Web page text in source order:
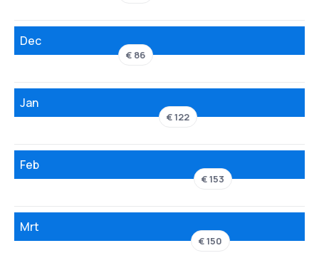
Dec
€ 86
Jan
€ 122
Feb
€ 153
Mrt
€ 150